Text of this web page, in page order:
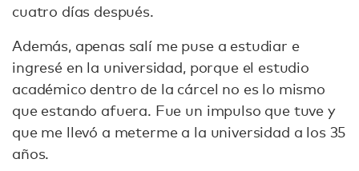
cuatro días después.
Además, apenas salí me puse a estudiar e
ingresé en la universidad, porque el estudio
académico dentro de la cárcel no es lo mismo
que estando afuera. Fue un impulso que tuve y
que me llevó a meterme a la universidad a los 35
años.